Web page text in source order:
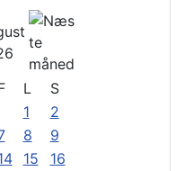
L
S
1
2
8
9
15
16